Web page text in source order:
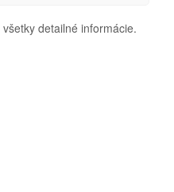
detailné informácie.